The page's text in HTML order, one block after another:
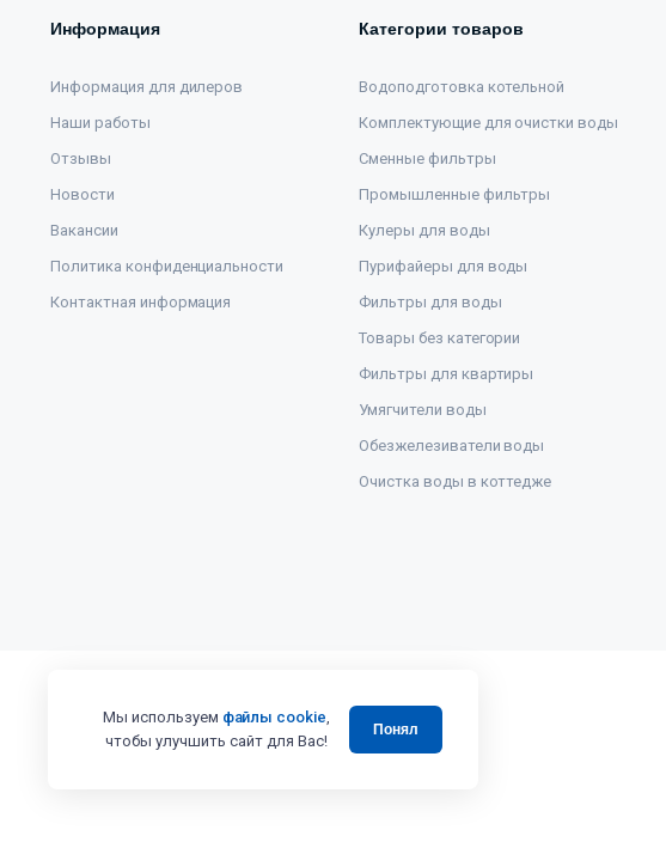
Информация
Информация для дилеров
Наши работы
Отзывы
Новости
Вакансии
Политика конфиденциальности
Контактная информация
Категории товаров
Водоподготовка котельной
Комплектующие для очистки воды
Сменные фильтры
Промышленные фильтры
Кулеры для воды
Пурифайеры для воды
Фильтры для воды
Товары без категории
Фильтры для квартиры
Умягчители воды
Обезжелезиватели воды
Очистка воды в коттедже
Мы используем файлы cookie,
чтобы улучшить сайт для Вас!
Понял